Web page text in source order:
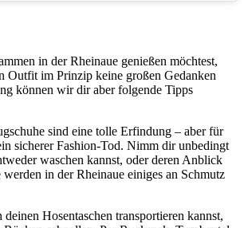
in der Rheinaue genießen möchtest,
Outfit im Prinzip keine großen Gedanken
können wir dir aber folgende Tipps
sind eine tolle Erfindung – aber für
sicherer Fashion-Tod. Nimm dir unbedingt
waschen kannst, oder deren Anblick
in der Rheinaue einiges an Schmutz
Hosentaschen transportieren kannst,